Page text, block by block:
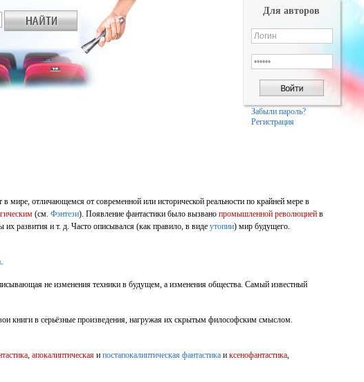
Для авторов
Забыли пароль?
Регистрация
в мире, отличающемся от современной или исторической реальности по крайней мере в
(см. Фэнтези). Появление фантастики было вызвано промышленной революцией в
их развития и т. д. Часто описывался (как правило, в виде утопии) мир будущего.
.
не изменения техники в будущем, а изменения общества. Самый известный
книги в серьёзные произведения, нагружая их скрытым философским смыслом.
, апокалиптическая и постапокалиптическая фантастика и ксенофантастика,